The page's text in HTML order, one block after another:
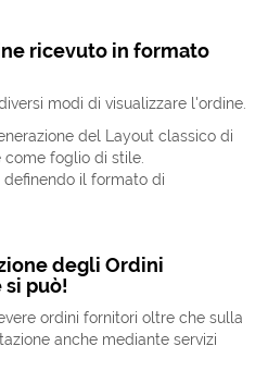
ricevuto in formato
modi di visualizzare l'ordine.
del Layout classico di
come foglio di stile.
definendo il formato di
degli Ordini
può!
ordini fornitori oltre che sulla
anche mediante servizi